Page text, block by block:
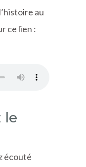
au
ce lien :
le
écouté